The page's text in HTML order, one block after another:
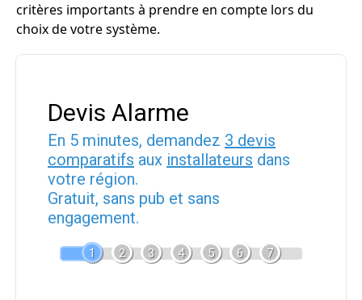
critères importants à prendre en compte lors du
choix de votre système.
Devis Alarme
En 5 minutes, demandez 3 devis
comparatifs aux installateurs dans
votre région.
Gratuit, sans pub et sans
engagement.
1 2 3 4 5 6 7